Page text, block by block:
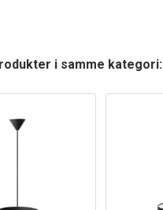
i samme kategori: